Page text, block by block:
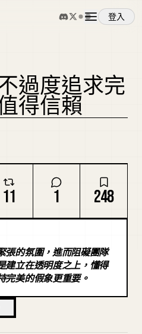
登入
過度追求完
得信賴
11 1 248
張的氛圍，進而阻礙團隊
建立在透明度之上，懂得
完美的假象更重要。